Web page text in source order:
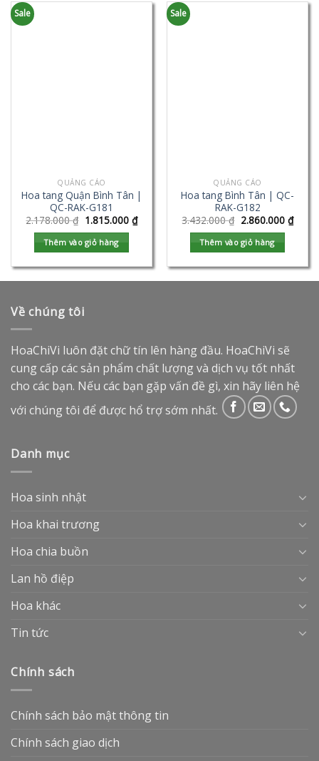
Sale
QUẢNG CÁO
Hoa tang Quận Bình Tân |
QC-RAK-G181
2.178.000₫ 1.815.000 ₫
Thêm vào giỏ hàng
Sale
QUẢNG CÁO
Hoa tang Bình Tân | QC-
RAK-G182
3.432.000₫ 2.860.000 ₫
Thêm vào giỏ hàng
Về chúng tôi
HoaChiVi luôn đặt chữ tín lên hàng đầu. HoaChiVi sẽ
cung cấp các sản phẩm chất lượng và dịch vụ tốt nhất
cho các bạn. Nếu các bạn gặp vấn đề gì, xin hãy liên hệ
với chúng tôi để được hổ trợ sớm nhất.
Danh mục
Hoa sinh nhật
Hoa khai trương
Hoa chia buồn
Lan hồ điệp
Hoa khác
Tin tức
Chính sách
Chính sách bảo mật thông tin
Chính sách giao dịch